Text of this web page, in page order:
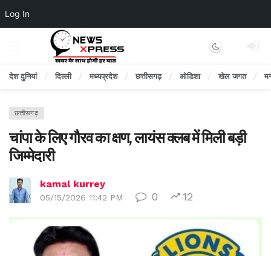
Log In
Dark mode
देश दुनियां दिल्ली मध्यप्रदेश छत्तीसगढ़ ओडिशा खेल जगत
छत्तीसगढ़
चांपा के लिए गौरव का क्षण, लायंस क्लब में मिली बड़ी
जिम्मेदारी
kamal kurrey
05/15/2026 11:42 PM 0 12